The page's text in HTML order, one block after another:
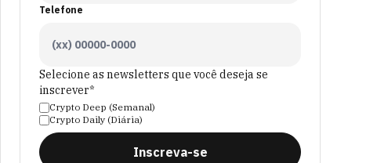
Telefone
Selecione as newsletters que você deseja se
inscrever*
Crypto Deep (Semanal)
Crypto Daily (Diária)
Inscreva-se